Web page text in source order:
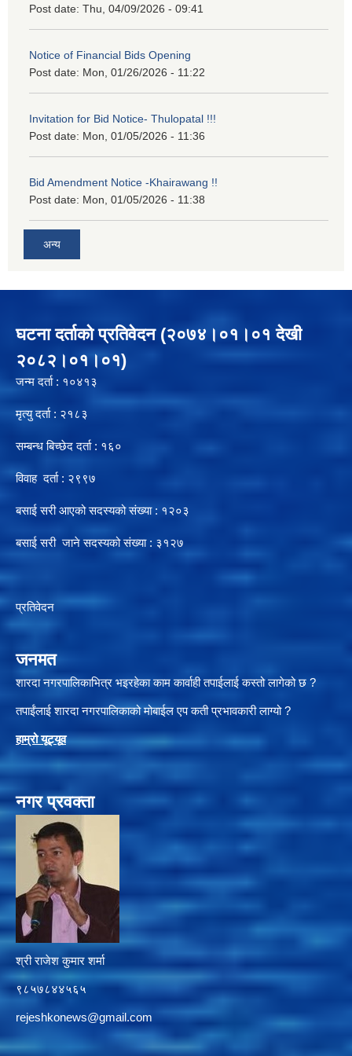
Post date: Thu, 04/09/2026 - 09:41
Notice of Financial Bids Opening
Post date: Mon, 01/26/2026 - 11:22
Invitation for Bid Notice- Thulopatal !!!
Post date: Mon, 01/05/2026 - 11:36
Bid Amendment Notice -Khairawang !!
Post date: Mon, 01/05/2026 - 11:38
अन्य
घटना दर्ताको प्रतिवेदन (२०७४।०१।०१ देखी
२०८२।०१।०१)
जन्म दर्ता : १०४१३
मृत्यु दर्ता : २१८३
सम्बन्ध बिच्छेद दर्ता : १६०
विवाह दर्ता : २९९७
बसाई सरी आएको सदस्यको संख्या : १२०३
बसाई सरी जाने सदस्यको संख्या : ३१२७
प्रतिवेदन
जनमत
शारदा नगरपालिकाभित्र भइरहेका काम कार्वाही तपाईलाई कस्तो लागेको छ ?
तपाईंलाई शारदा नगरपालिकाको मोबाईल एप कती प्रभावकारी लाग्यो ?
हाम्रो यूट्यूव
नगर प्रवक्ता
श्री राजेश कुमार शर्मा
९८५७८४४५६५
rejeshkonews@gmail.com